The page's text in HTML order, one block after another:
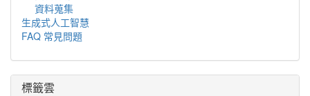
資料蒐集
生成式人工智慧
FAQ 常見問題
標籤雲